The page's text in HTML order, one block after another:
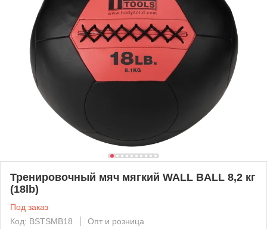
Тренировочный мяч мягкий WALL BALL 8,2 кг
(18lb)
Под заказ
Код: BSTSMB18
Опт и розница